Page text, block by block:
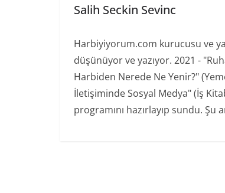
Salih Seckin Sevinc
Harbiyiyorum.com kurucusu ve
düşünüyor ve yazıyor. 2021 -
Harbiden Nerede Ne Yenir?"
İletişiminde Sosyal Medya" (İş
programını hazırlayıp sundu.